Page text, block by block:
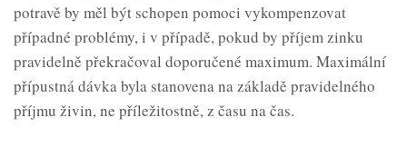
potravě by měl být schopen pomoci vykompenzovat
případné problémy, i v případě, pokud by příjem zinku
pravidelně překračoval doporučené maximum. Maximální
přípustná dávka byla stanovena na základě pravidelného
příjmu živin, ne příležitostně, z času na čas.